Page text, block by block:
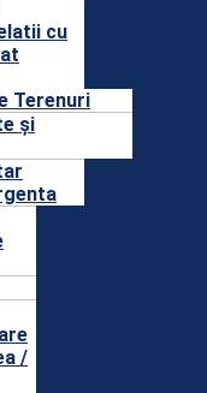
cu
Terenuri
și
/